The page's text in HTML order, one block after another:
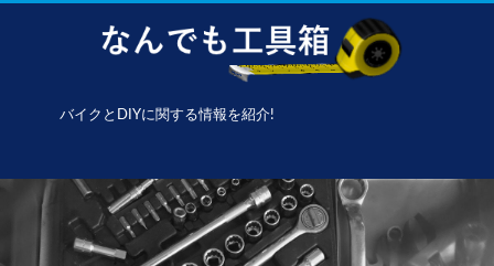
バイクとDIYに関する情報を紹介!
Skip
to
content